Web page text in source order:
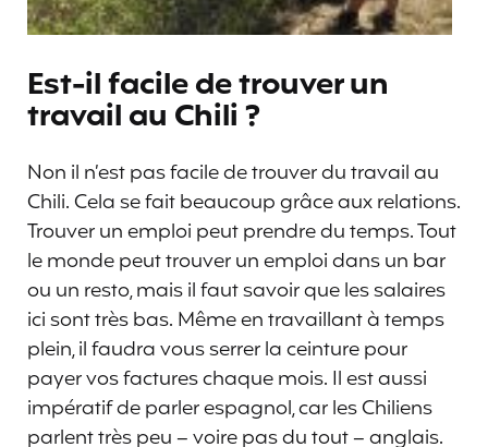
Est-il facile de trouver un
travail au Chili ?
Non il n’est pas facile de trouver du travail au
Chili. Cela se fait beaucoup grâce aux relations.
Trouver un emploi peut prendre du temps. Tout
le monde peut trouver un emploi dans un bar
ou un resto, mais il faut savoir que les salaires
ici sont très bas. Même en travaillant à temps
plein, il faudra vous serrer la ceinture pour
payer vos factures chaque mois. Il est aussi
impératif de parler espagnol, car les Chiliens
parlent très peu – voire pas du tout – anglais.